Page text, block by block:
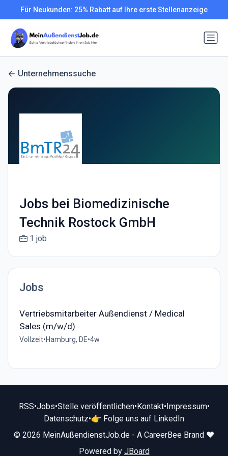
Für Neukunden: 25% Rabatt auf Ihre erste Stellenanzeige
Unternehmenssuche
Jobs bei Biomedizinische
Technik Rostock GmbH
1 job
Jobs
Vertriebsmitarbeiter Außendienst / Medical
Sales (m/w/d)
Vollzeit•Hamburg, DE•4w
RSS•Jobs•Stelle veröffentlichen•Kontakt•Impressum•
Datenschutz•👉 Folge uns auf LinkedIn
© 2026 MeinAußendienstJob.de - A CareerBee Brand ❤️
Powered by JBoard